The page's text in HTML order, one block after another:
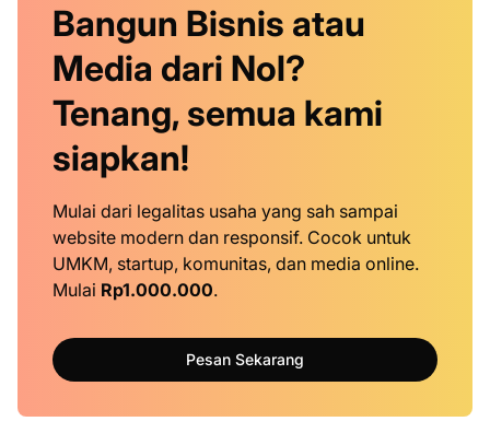
Bangun Bisnis atau
Media dari Nol?
Tenang, semua kami
siapkan!
Mulai dari legalitas usaha yang sah sampai
website modern dan responsif. Cocok untuk
UMKM, startup, komunitas, dan media online.
Mulai Rp1.000.000.
Pesan Sekarang